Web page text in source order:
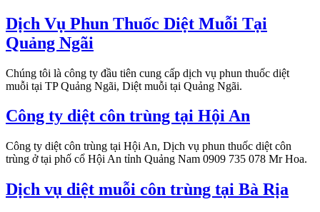
Dịch Vụ Phun Thuốc Diệt Muỗi Tại
Quảng Ngãi
Chúng tôi là công ty đầu tiên cung cấp dịch vụ phun thuốc diệt
muỗi tại TP Quảng Ngãi, Diệt muỗi tại Quảng Ngãi.
Công ty diệt côn trùng tại Hội An
Công ty diệt côn trùng tại Hội An, Dịch vụ phun thuốc diệt côn
trùng ở tại phố cổ Hội An tỉnh Quảng Nam 0909 735 078 Mr Hoa.
Dịch vụ diệt muỗi côn trùng tại Bà Rịa